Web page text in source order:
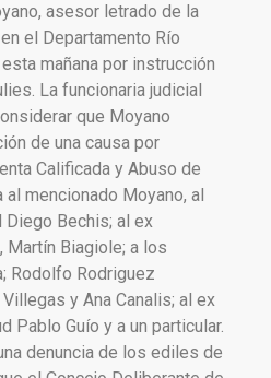
asesor letrado de la
el Departamento Río
mañana por instrucción
La funcionaria judicial
que Moyano
de una causa por
Calificada y Abuso de
mencionado Moyano, al
Diego Bechis; al ex
Martín Biagiole; a los
Rodolfo Rodriguez
y Ana Canalis; al ex
Pablo Guío y a un particular.
denuncia de los ediles de